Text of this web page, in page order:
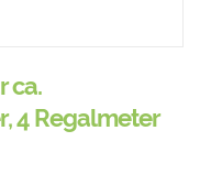
ca.
4 Regalmeter